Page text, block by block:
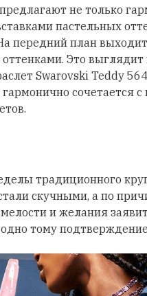
не только
пастельных
передний план
Это
Swarovski Teddy
сочетается
традиционного
скучными, а по
и желания
тому